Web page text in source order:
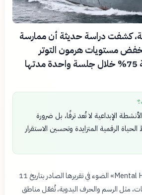
كشفت دراسة حديثة أن ممارسة
مستويات هرمون التوتر
«الكورتيزول» بنسبة 75% خلال جلسة واحدة مدتها
الإبداعية لا تُعد ترفًا، بل ضرورة
الرقمية المتزايدة وتحسين الاستقرار
تُسلط «Mental Health America» الضوء في تقريرها الصادر بتاريخ 11
الهوايات، مثل الرسم والحرف اليدوية، تُفعّل مناطق